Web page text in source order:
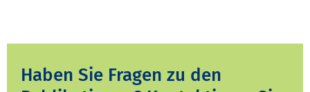
Haben Sie Fragen zu den